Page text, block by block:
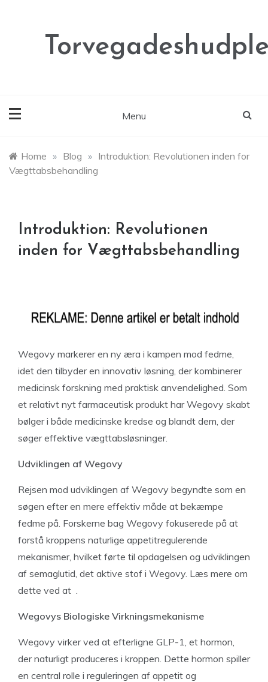
Menu
Home » Blog » Introduktion: Revolutionen inden for
Vægttabsbehandling
Introduktion: Revolutionen
inden for Vægttabsbehandling
Wegovy markerer en ny æra i kampen mod fedme,
idet den tilbyder en innovativ løsning, der kombinerer
medicinsk forskning med praktisk anvendelighed. Som
et relativt nyt farmaceutisk produkt har Wegovy skabt
bølger i både medicinske kredse og blandt dem, der
søger effektive vægttabsløsninger.
Udviklingen af Wegovy
Rejsen mod udviklingen af Wegovy begyndte som en
søgen efter en mere effektiv måde at bekæmpe
fedme på. Forskerne bag Wegovy fokuserede på at
forstå kroppens naturlige appetitregulerende
mekanismer, hvilket førte til opdagelsen og udviklingen
af semaglutid, det aktive stof i Wegovy. Læs mere om
dette ved at .
Wegovys Biologiske Virkningsmekanisme
Wegovy virker ved at efterligne GLP-1, et hormon,
der naturligt produceres i kroppen. Dette hormon spiller
en central rolle i reguleringen af appetit og